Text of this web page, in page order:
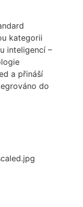
kategorii
inteligencí –
a přináší
o do